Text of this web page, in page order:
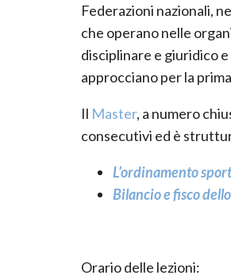
Federazioni nazionali,
che operano nelle
disciplinare e giuridico
approcciano per la
Il Master, a numero
consecutivi ed è
L’ordinamento
Bilancio e fisco
Orario delle lezioni: